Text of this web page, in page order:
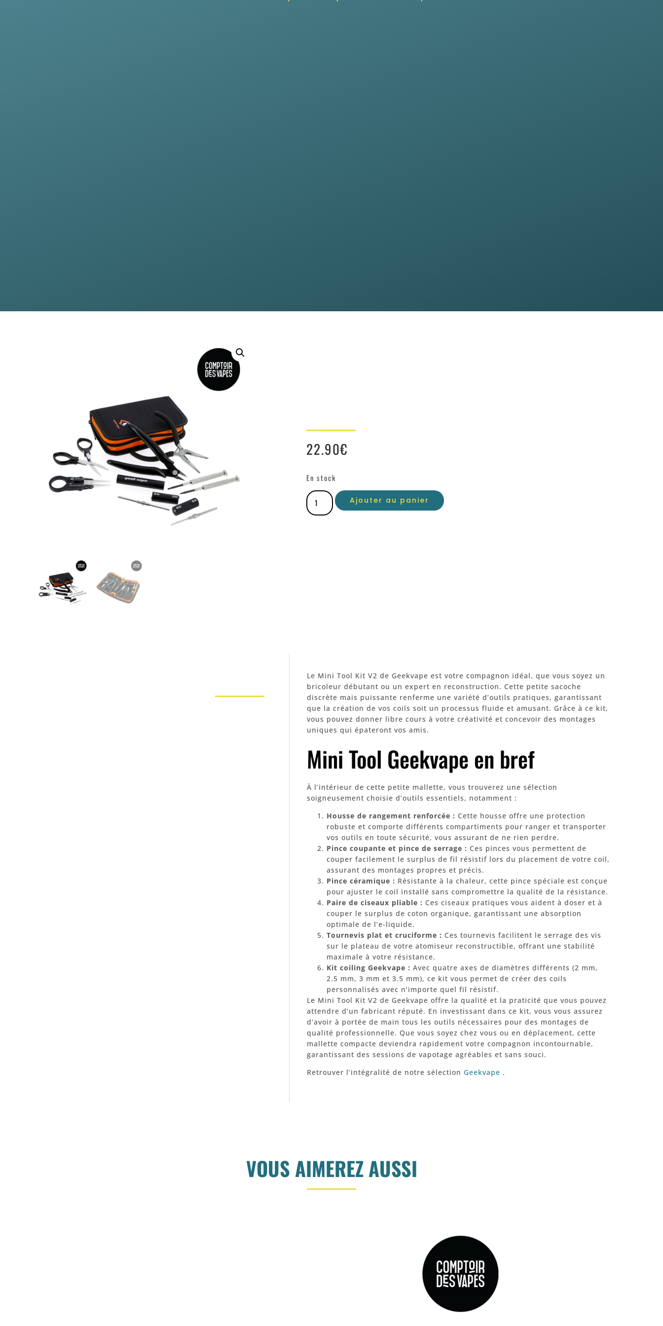
22.90€
En stock
Ajouter au panier
Le Mini Tool Kit V2 de Geekvape est votre compagnon idéal, que vous soyez un
bricoleur débutant ou un expert en reconstruction. Cette petite sacoche
discrète mais puissante renferme une variété d’outils pratiques, garantissant
que la création de vos coils soit un processus fluide et amusant. Grâce à ce kit,
vous pouvez donner libre cours à votre créativité et concevoir des montages
uniques qui épateront vos amis.
Mini Tool Geekvape en bref
À l’intérieur de cette petite mallette, vous trouverez une sélection
soigneusement choisie d’outils essentiels, notamment :
Housse de rangement renforcée : Cette housse offre une protection
robuste et comporte différents compartiments pour ranger et transporter
vos outils en toute sécurité, vous assurant de ne rien perdre.
Pince coupante et pince de serrage : Ces pinces vous permettent de
couper facilement le surplus de fil résistif lors du placement de votre coil,
assurant des montages propres et précis.
Pince céramique : Résistante à la chaleur, cette pince spéciale est conçue
pour ajuster le coil installé sans compromettre la qualité de la résistance.
Paire de ciseaux pliable : Ces ciseaux pratiques vous aident à doser et à
couper le surplus de coton organique, garantissant une absorption
optimale de l’e-liquide.
Tournevis plat et cruciforme : Ces tournevis facilitent le serrage des vis
sur le plateau de votre atomiseur reconstructible, offrant une stabilité
maximale à votre résistance.
Kit coiling Geekvape : Avec quatre axes de diamètres différents (2 mm,
2.5 mm, 3 mm et 3.5 mm), ce kit vous permet de créer des coils
personnalisés avec n’importe quel fil résistif.
Le Mini Tool Kit V2 de Geekvape offre la qualité et la praticité que vous pouvez
attendre d’un fabricant réputé. En investissant dans ce kit, vous vous assurez
d’avoir à portée de main tous les outils nécessaires pour des montages de
qualité professionnelle. Que vous soyez chez vous ou en déplacement, cette
mallette compacte deviendra rapidement votre compagnon incontournable,
garantissant des sessions de vapotage agréables et sans souci.
Retrouver l’intégralité de notre sélection Geekvape .
VOUS AIMEREZ AUSSI